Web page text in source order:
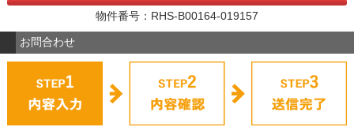
物件番号：RHS-B00164-019157
お問合わせ